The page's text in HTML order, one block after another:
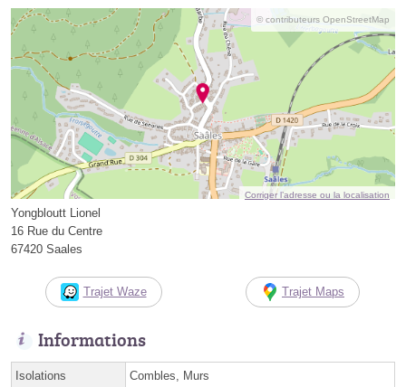
© contributeurs OpenStreetMap
Corriger l’adresse ou la localisation
Yongbloutt Lionel
16 Rue du Centre
67420 Saales
Trajet Waze Trajet Maps
Informations
Isolations Combles, Murs